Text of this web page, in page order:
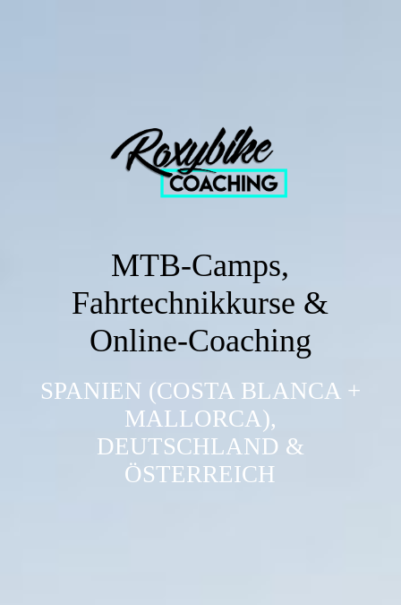
MTB-Camps,
Fahrtechnikkurse &
Online-Coaching
SPANIEN (COSTA BLANCA +
MALLORCA),
DEUTSCHLAND &
ÖSTERREICH